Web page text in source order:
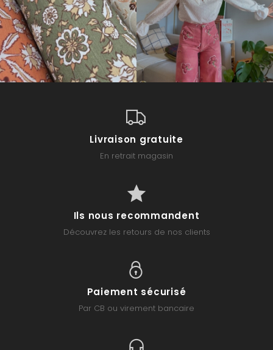
Livraison gratuite
En retrait magasin
Ils nous recommandent
Découvrez les retours de nos clients
Paiement sécurisé
Par CB ou virement bancaire